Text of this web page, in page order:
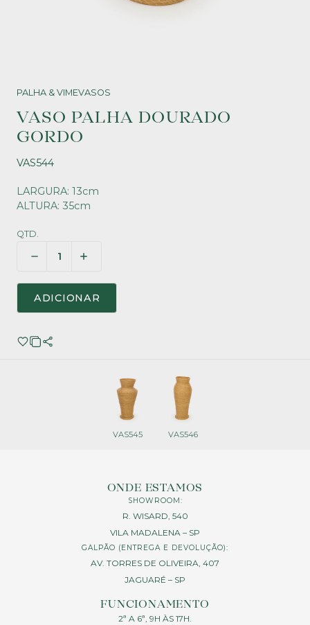
PALHA & VIMEVASOS
VASO PALHA DOURADO
GORDO
VAS544
LARGURA: 13cm
ALTURA: 35cm
QTD.
ADICIONAR
VAS545 VAS546
ONDE ESTAMOS
SHOWROOM:
R. WISARD, 540
VILA MADALENA – SP
GALPÃO (ENTREGA E DEVOLUÇÃO):
AV. TORRES DE OLIVEIRA, 407
JAGUARÉ – SP
FUNCIONAMENTO
2ª A 6ª, 9H ÀS 17H.